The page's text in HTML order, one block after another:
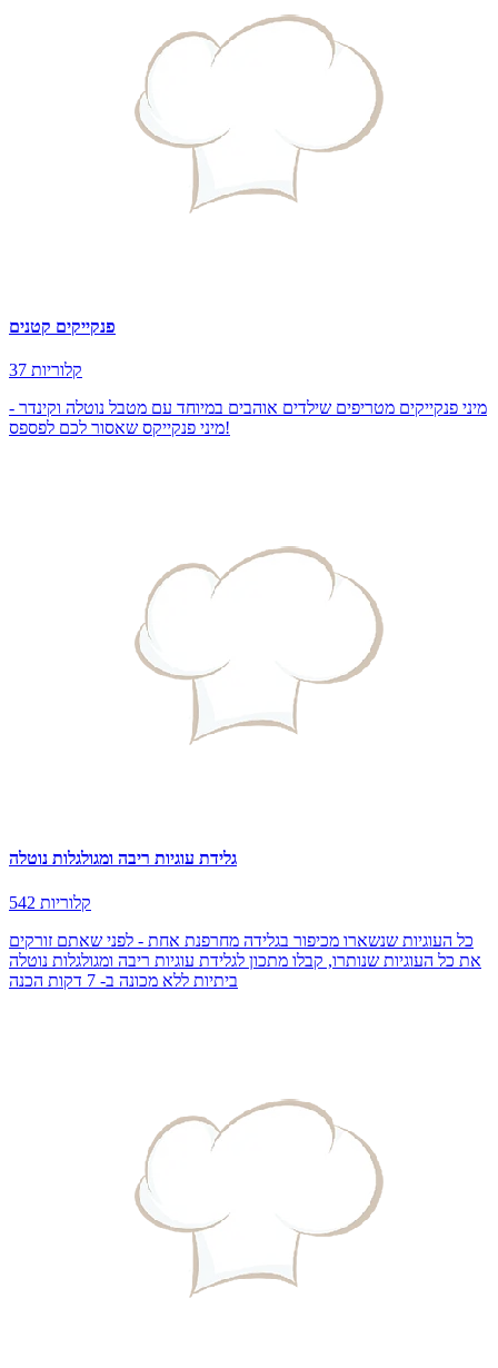
פנקייקים קטנים
37 קלוריות
מיני פנקייקים מטריפים שילדים אוהבים במיוחד עם מטבל נוטלה וקינדר -
מיני פנקייקס שאסור לכם לפספס!
גלידת עוגיות ריבה ומגולגלות נוטלה
542 קלוריות
כל העוגיות שנשארו מכיפור בגלידה מחרפנת אחת - לפני שאתם זורקים
את כל העוגיות שנותרו, קבלו מתכון לגלידת עוגיות ריבה ומגולגלות נוטלה
ביתיות ללא מכונה ב- 7 דקות הכנה